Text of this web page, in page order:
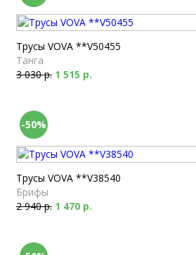
Трусы VOVA **V50455
Танга
3 030 р. 1 515 р.
-50%
Трусы VOVA **V38540
Брифы
2 940 р. 1 470 р.